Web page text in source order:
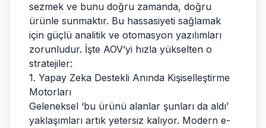
sezmek ve bunu doğru zamanda, doğru
ürünle sunmaktır. Bu hassasiyeti sağlamak
için güçlü analitik ve otomasyon yazılımları
zorunludur. İşte AOV’yi hızla yükselten o
stratejiler:
1. Yapay Zeka Destekli Anında Kişiselleştirme
Motorları
Geleneksel ‘bu ürünü alanlar şunları da aldı’
yaklaşımları artık yetersiz kalıyor. Modern e-